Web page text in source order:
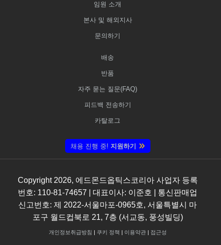
임원 소개
본사 및 해외지사
문의하기
배송
반품
자주 묻는 질문(FAQ)
피드백 전송하기
카탈로그
채용 진행 중! 지원하기
Copyright 2026, 에드몬드옵틱스코리아 사업자 등록
번호: 110-81-74657 | 대표이사: 이준호 | 통신판매업
신고번호: 제 2022-서울마포-0965호, 서울특별시 마
포구 월드컵북로 21, 7층 (서교동, 풍성빌딩)
개인정보취급방침 쿠키 정책 이용약관| 접근성